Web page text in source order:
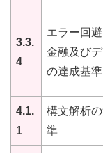
3.3.
4
エラー回
金融及びデ
の達成基準
4.1.
1
構文解析
準